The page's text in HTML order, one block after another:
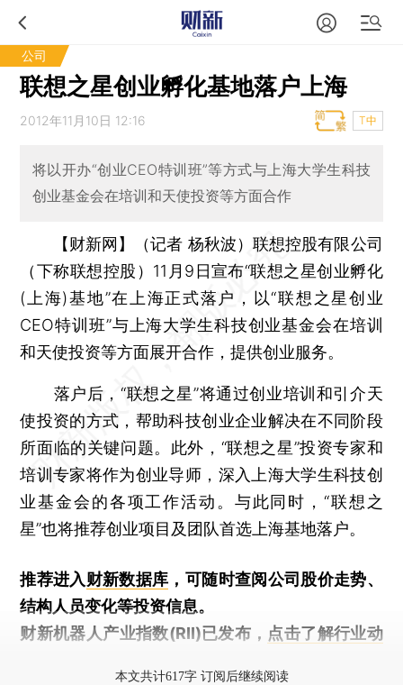
公司
联想之星创业孵化基地落户上海
2012年11月10日 12:16 T中
将以开办“创业CEO特训班”等方式与上海大学生科技
创业基金会在培训和天使投资等方面合作
【财新网】（记者 杨秋波） 联想控股有限公司
（下称联想控股）11月9日宣布“联想之星创业孵化
(上海)基地”在上海正式落户，以“联想之星创业
CEO特训班”与上海大学生科技创业基金会在培训
和天使投资等方面展开合作，提供创业服务。
落户后，“联想之星”将通过创业培训和引介天
使投资的方式，帮助科技创业企业解决在不同阶段
所面临的关键问题。此外，“联想之星”投资专家和
培训专家将作为创业导师，深入上海大学生科技创
业基金会的各项工作活动。与此同时，“联想之
星”也将推荐创业项目及团队首选上海基地落户。
推荐进入财新数据库 ，可随时查阅公司股价走势、
结构人员变化等投资信息。
财新机器人产业指数(RII)已发布， 点击了解行业动
本文共计617字 订阅后继续阅读